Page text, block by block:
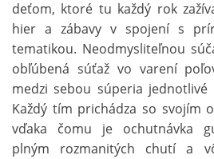
deťom, ktoré tu každý rok
hier a zábavy v spojení s
tematikou. Neodmysliteľnou
obľúbená súťaž vo varení
medzi sebou súperia jednotlivé
Každý tím prichádza so svojím
vďaka čomu je ochutnávka
plným rozmanitých chutí a